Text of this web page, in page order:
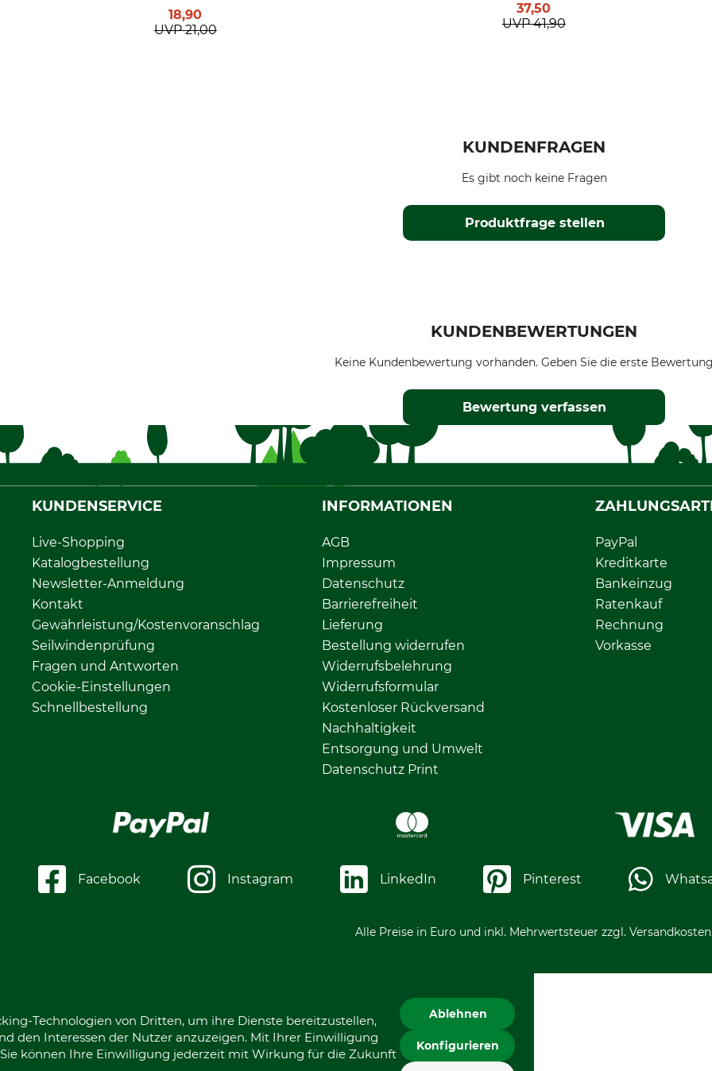
18,90
UVP 21,00
37,50
UVP 41,90
KUNDENFRAGEN
Produktfrage stellen
Es gibt noch keine Fragen
KUNDENBEWERTUNGEN
Keine Kundenbewertung vorhanden. Geben Sie die erste
Bewertung verfassen
KUNDENSERVICE
Live-Shopping
Katalogbestellung
Newsletter-Anmeldung
Kontakt
Gewährleistung/Kostenvoranschlag
Seilwindenprüfung
Fragen und Antworten
Cookie-Einstellungen
Schnellbestellung
INFORMATIONEN
AGB
Impressum
Datenschutz
Barrierefreiheit
Lieferung
Bestellung widerrufen
Widerrufsbelehrung
Widerrufsformular
Kostenloser Rückversand
Nachhaltigkeit
Entsorgung und Umwelt
Datenschutz Print
PayPal
Kreditkarte
Bankeinzug
Ratenkauf
Rechnung
Vorkasse
Facebook Instagram LinkedIn Pinterest
Alle Preise in Euro und inkl. Mehrwertsteuer zzgl. Versandkosten.
Technologien von Dritten, um ihre Dienste bereitzustellen,
den Interessen der Nutzer anzuzeigen. Mit Ihrer Einwilligung
können Ihre Einwilligung jederzeit mit Wirkung für die Zukunft
Ablehnen
Konfigurieren